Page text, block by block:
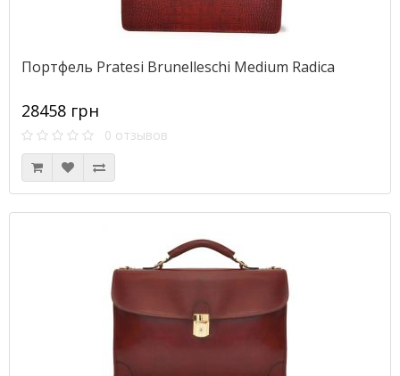
Портфель Pratesi Brunelleschi Medium Radica
28458 грн
0 отзывов